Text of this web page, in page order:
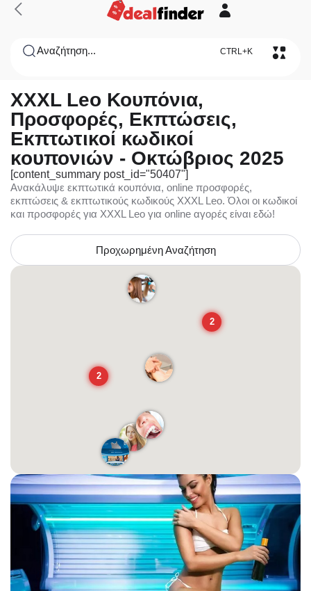
Αναζήτηση... CTRL+K
XXXL Leo Κουπόνια,
Προσφορές, Εκπτώσεις,
Εκπτωτικοί κωδικοί
κουπονιών - Οκτώβριος 2025
[content_summary post_id="50407"]
Ανακάλυψε εκπτωτικά κουπόνια, online προσφορές,
εκπτώσεις & εκπτωτικούς κωδικούς XXXL Leo. Όλοι οι κωδικοί
και προσφορές για XXXL Leo για online αγορές είναι εδώ!
Προχωρημένη Αναζήτηση
2
2